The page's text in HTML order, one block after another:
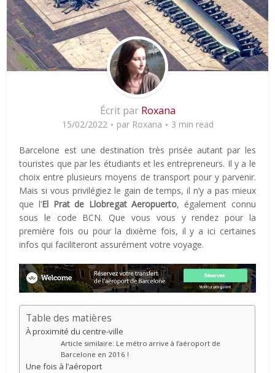
Écrit par Roxana
15/02/2022 par Roxana 3 min read
Barcelone est une destination très prisée autant par les
touristes que par les étudiants et les entrepreneurs. Il y a le
choix entre plusieurs moyens de transport pour y parvenir.
Mais si vous privilégiez le gain de temps, il n’y a pas mieux
que l’El Prat de Llobregat Aeropuerto, également connu
sous le code BCN. Que vous vous y rendez pour la
première fois ou pour la dixième fois, il y a ici certaines
infos qui faciliteront assurément votre voyage.
Table des matières
À proximité du centre-ville
Article similaire: Le métro arrive à l’aéroport de
Barcelone en 2016 !
Une fois à l’aéroport